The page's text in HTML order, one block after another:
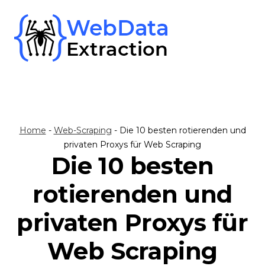
content
Home - Web-Scraping - Die 10 besten rotierenden und
privaten Proxys für Web Scraping
Die 10 besten
rotierenden und
privaten Proxys für
Web Scraping